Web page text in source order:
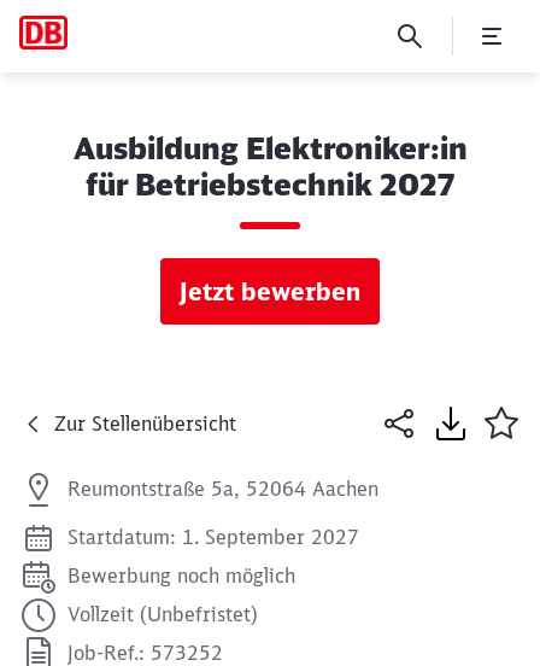
Ausbildung Elektroniker:in
für Betriebstechnik 2027
Jetzt bewerben
Zur Stellenübersicht
Reumontstraße 5a, 52064 Aachen
Startdatum: 1. September 2027
Bewerbung noch möglich
Vollzeit (Unbefristet)
Job-Ref.: 573252